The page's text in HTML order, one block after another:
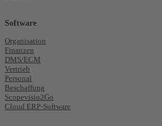
Software
Organisation
Finanzen
DMS/ECM
Vertrieb
Personal
Beschaffung
Scopevisio2Go
Cloud ERP-Software